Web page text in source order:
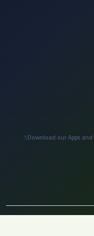
Download our Apps